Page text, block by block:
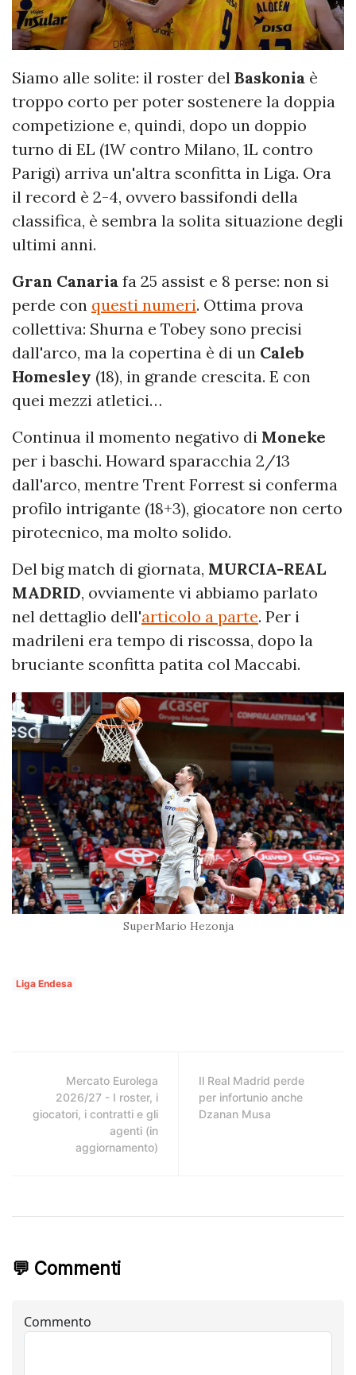
Siamo alle solite: il roster del Baskonia è
troppo corto per poter sostenere la doppia
competizione e, quindi, dopo un doppio
turno di EL (1W contro Milano, 1L contro
Parigi) arriva un'altra sconfitta in Liga. Ora
il record è 2-4, ovvero bassifondi della
classifica, è sembra la solita situazione degli
ultimi anni.
Gran Canaria fa 25 assist e 8 perse: non si
perde con questi numeri. Ottima prova
collettiva: Shurna e Tobey sono precisi
dall'arco, ma la copertina è di un Caleb
Homesley (18), in grande crescita. E con
quei mezzi atletici…
Continua il momento negativo di Moneke
per i baschi. Howard sparacchia 2/13
dall'arco, mentre Trent Forrest si conferma
profilo intrigante (18+3), giocatore non certo
pirotecnico, ma molto solido.
Del big match di giornata, MURCIA-REAL
MADRID, ovviamente vi abbiamo parlato
nel dettaglio dell'articolo a parte. Per i
madrileni era tempo di riscossa, dopo la
bruciante sconfitta patita col Maccabi.
SuperMario Hezonja
Liga Endesa
Mercato Eurolega
2026/27 - I roster, i
giocatori, i contratti e gli
agenti (in
aggiornamento)
Il Real Madrid perde
per infortunio anche
Dzanan Musa
💬 Commenti